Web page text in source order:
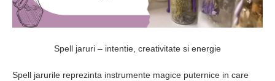
Spell jaruri – intentie, creativitate si energie
Spell jarurile reprezinta instrumente magice puternice in care